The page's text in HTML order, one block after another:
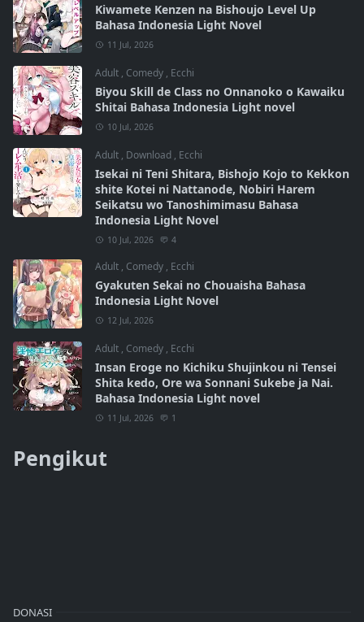
Kiwamete Kenzen na Bishoujo Level Up
Bahasa Indonesia Light Novel
11 Jul, 2026
Adult , Comedy , Ecchi
Biyou Skill de Class no Onnanoko o Kawaiku
Shitai Bahasa Indonesia Light novel
10 Jul, 2026
Adult , Download , Ecchi
Isekai ni Teni Shitara, Bishojo Kojo to Kekkon
shite Kotei ni Nattanode, Nobiri Harem
Seikatsu wo Tanoshimimasu Bahasa
Indonesia Light Novel
10 Jul, 2026 4
Adult , Comedy , Ecchi
Gyakuten Sekai no Chouaisha Bahasa
Indonesia Light Novel
12 Jul, 2026
Adult , Comedy , Ecchi
Insan Eroge no Kichiku Shujinkou ni Tensei
Shita kedo, Ore wa Sonnani Sukebe ja Nai.
Bahasa Indonesia Light novel
11 Jul, 2026 1
Pengikut
DONASI